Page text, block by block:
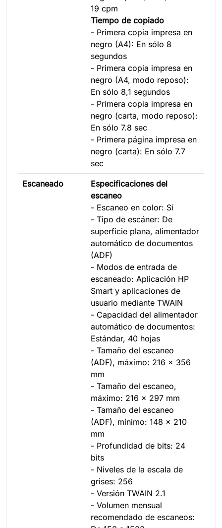
19 cpm
Tiempo de copiado
- Primera copia impresa en
negro (A4): En sólo 8
segundos
- Primera copia impresa en
negro (A4, modo reposo):
En sólo 8,1 segundos
- Primera copia impresa en
negro (carta, modo reposo):
En sólo 7.8 sec
- Primera página impresa en
negro (carta): En sólo 7.7
sec
Escaneado
Especificaciones del
escaneo
- Escaneo en color: Sí
- Tipo de escáner: De
superficie plana, alimentador
automático de documentos
(ADF)
- Modos de entrada de
escaneado: Aplicación HP
Smart y aplicaciones de
usuario mediante TWAIN
- Capacidad del alimentador
automático de documentos:
Estándar, 40 hojas
- Tamaño del escaneo
(ADF), máximo: 216 x 356
mm
- Tamaño del escaneo,
máximo: 216 x 297 mm
- Tamaño del escaneo
(ADF), mínimo: 148 x 210
mm
- Profundidad de bits: 24
bits
- Niveles de la escala de
grises: 256
- Versión TWAIN 2.1
- Volumen mensual
recomendado de escaneos: